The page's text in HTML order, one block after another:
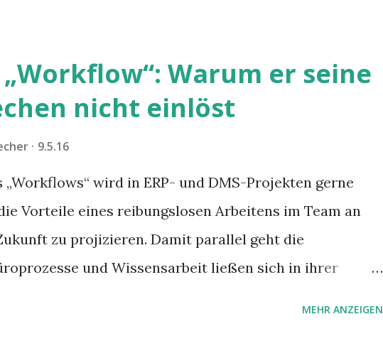
Warum er seine
nicht einlöst
9.5.16
„Workflows“ wird in ERP- und DMS-Projekten gerne
Vorteile eines reibungslosen Arbeitens im Team an
zu projizieren. Damit parallel geht die
und Wissensarbeit ließen sich in ihrer
MEHR ANZEIGEN